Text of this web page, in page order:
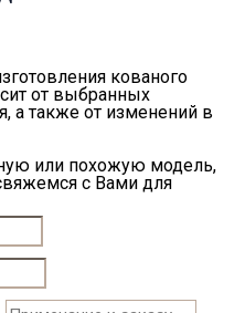
кованого
от выбранных
а также от изменений в
или похожую модель,
с Вами для